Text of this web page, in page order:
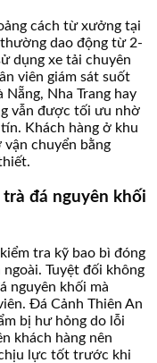
cách từ xưởng tại
dao động từ 2-
dụng xe tải chuyên
viên giám sát suốt
Nha Trang hay
vẫn được tối ưu nhờ
Khách hàng ở khu
chuyển bằng
đá nguyên khối
tra kỹ bao bì đóng
Tuyệt đối không
nguyên khối mà
Đá Cảnh Thiên An
bị hư hỏng do lỗi
khách hàng nên
lực tốt trước khi